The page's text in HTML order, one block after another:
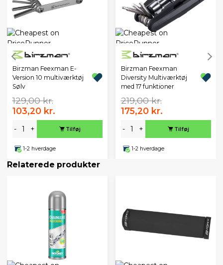
Birzman Feexman E-
Version 10 multiværktøj
Sølv
129,00 kr.
103,20 kr.
- + Tilføj
1-2 hverdage
Birzman Feexman
Diversity Multiværktøj
med 17 funktioner
219,00 kr.
175,20 kr.
- + Tilføj
1-2 hverdage
Relaterede produkter